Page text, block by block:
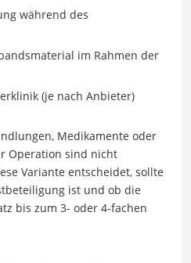
während des
im Rahmen der
(je nach Anbieter)
Medikamente oder
Operation sind nicht
Variante entscheidet, sollte
ist und ob die
bis zum 3- oder 4-fachen